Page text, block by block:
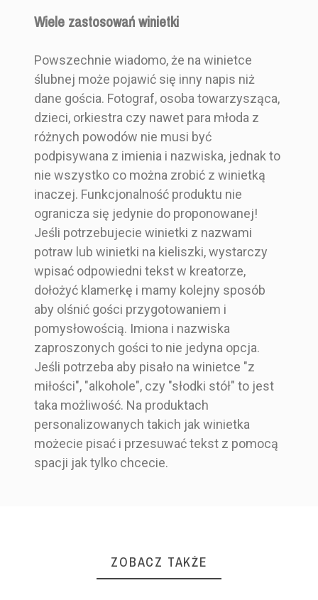
Wiele zastosowań winietki
Powszechnie wiadomo, że na winietce
ślubnej może pojawić się inny napis niż
dane gościa. Fotograf, osoba towarzysząca,
dzieci, orkiestra czy nawet para młoda z
różnych powodów nie musi być
podpisywana z imienia i nazwiska, jednak to
nie wszystko co można zrobić z winietką
inaczej. Funkcjonalność produktu nie
ogranicza się jedynie do proponowanej!
Jeśli potrzebujecie winietki z nazwami
potraw lub winietki na kieliszki, wystarczy
wpisać odpowiedni tekst w kreatorze,
dołożyć klamerkę i mamy kolejny sposób
aby olśnić gości przygotowaniem i
pomysłowością. Imiona i nazwiska
zaproszonych gości to nie jedyna opcja.
Jeśli potrzeba aby pisało na winietce "z
miłości", "alkohole", czy "słodki stół" to jest
taka możliwość. Na produktach
personalizowanych takich jak winietka
możecie pisać i przesuwać tekst z pomocą
spacji jak tylko chcecie.
ZOBACZ TAKŻE